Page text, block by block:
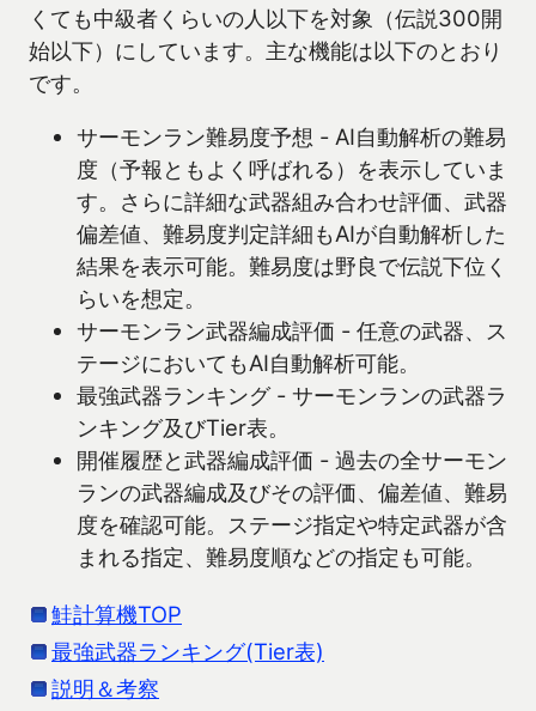
くても中級者くらいの人以下を対象（伝説300開
始以下）にしています。主な機能は以下のとおり
です。
サーモンラン難易度予想 - AI自動解析の難易
度（予報ともよく呼ばれる）を表示していま
す。さらに詳細な武器組み合わせ評価、武器
偏差値、難易度判定詳細もAIが自動解析した
結果を表示可能。難易度は野良で伝説下位く
らいを想定。
サーモンラン武器編成評価 - 任意の武器、ス
テージにおいてもAI自動解析可能。
最強武器ランキング - サーモンランの武器ラ
ンキング及びTier表。
開催履歴と武器編成評価 - 過去の全サーモン
ランの武器編成及びその評価、偏差値、難易
度を確認可能。ステージ指定や特定武器が含
まれる指定、難易度順などの指定も可能。
鮭計算機TOP
最強武器ランキング(Tier表)
説明＆考察